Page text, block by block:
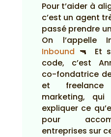
Pour t’aider à
c’est un agent
passé prendre
On l’appelle
Inbound 🔫 Et
code, c’est
co-fondatrice
et
marketing,
expliquer ce
pour
entreprises sur